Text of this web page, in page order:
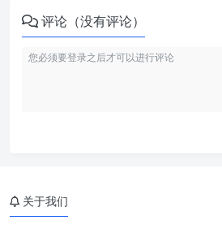
评论（没有评论）
关于我们